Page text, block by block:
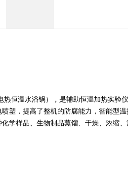
恒温水浴锅），是辅助恒温加热实验
塑，提高了整机的防腐能力，智能型温
学样品、生物制品蒸馏、干燥、浓缩